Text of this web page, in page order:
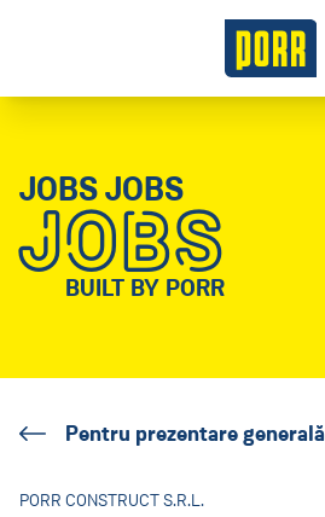
Despre noi
Programe pentru studenți
Internship
Inovare
Infrastructura locală
JOBS JOBS
JOBS
BUILT BY PORR
Pentru prezentare generală
PORR CONSTRUCT S.R.L.